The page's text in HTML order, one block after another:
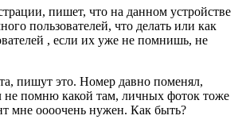
пишет, что на данном устройстве
пользователей, что делать или как
, если их уже не помнишь, не
пишут это. Номер давно поменял,
не помню какой там, личных фоток тоже
мне оооочень нужен. Как быть?